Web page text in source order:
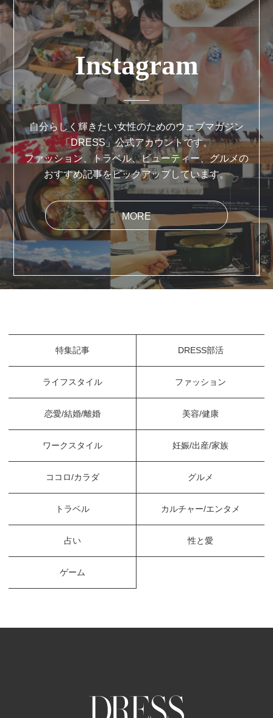
Instagram
自分らしく輝きたい女性のためのウェブマガジン
「DRESS」公式アカウントです。
ファッション、トラベル、ビューティー、グルメの
おすすめ記事をピックアップしています。
MORE
特集記事 DRESS部活
ライフスタイル ファッション
恋愛/結婚/離婚 美容/健康
ワークスタイル 妊娠/出産/家族
ココロ/カラダ グルメ
トラベル カルチャー/エンタメ
占い 性と愛
ゲーム